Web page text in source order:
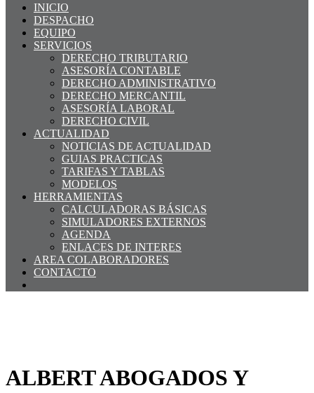
INICIO
DESPACHO
EQUIPO
SERVICIOS
DERECHO TRIBUTARIO
ASESORÍA CONTABLE
DERECHO ADMINISTRATIVO
DERECHO MERCANTIL
ASESORÍA LABORAL
DERECHO CIVIL
ACTUALIDAD
NOTICIAS DE ACTUALIDAD
GUIAS PRACTICAS
TARIFAS Y TABLAS
MODELOS
HERRAMIENTAS
CALCULADORAS BÁSICAS
SIMULADORES EXTERNOS
AGENDA
ENLACES DE INTERES
AREA COLABORADORES
CONTACTO
ALBERT ABOGADOS Y